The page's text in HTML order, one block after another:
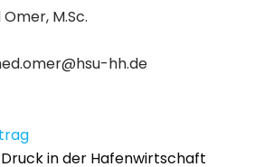
M.Sc.
hh.de
in der Hafenwirtschaft